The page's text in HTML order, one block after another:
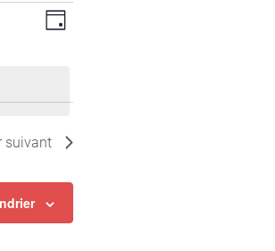
Navigation
par
consultations
Navigation
vues
Évènement
Jour
suivant